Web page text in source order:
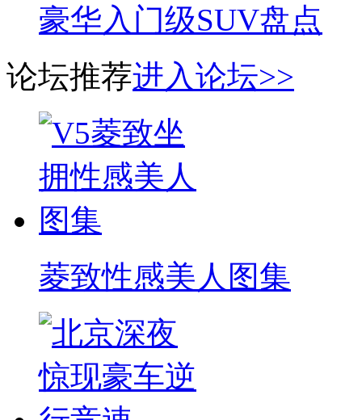
豪华入门级SUV盘点
论坛推荐进入论坛>>
菱致性感美人图集